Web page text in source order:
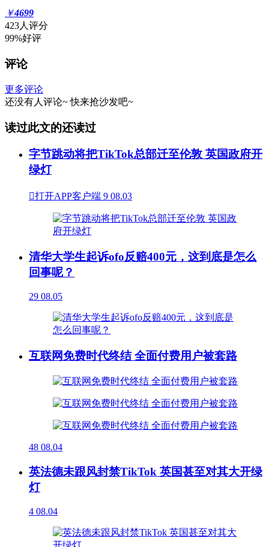
￥4699
423人评分
99%好评
评论
更多评论
还没有人评论~ 快来抢沙发吧~
读过此文的还读过
字节跳动将把TikTok总部迁至伦敦 英国政府开
绿灯
打开APP客户端 9 08.03
清华大学生起诉ofo反赔400元，这到底是怎么
回事呢？
29 08.05
互联网免费时代终结 全面付费用户被套路
48 08.04
英法德未跟风封禁TikTok 英国甚至对其大开绿
灯
4 08.04